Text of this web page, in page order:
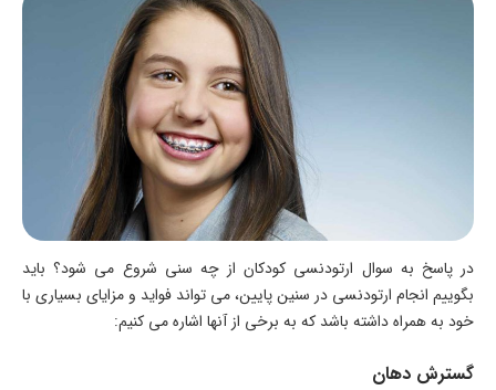
در پاسخ به سوال ارتودنسی کودکان از چه سنی شروع می شود؟ باید
بگوییم انجام ارتودنسی در سنین پایین، می تواند فواید و مزایای بسیاری با
خود به همراه داشته باشد که به برخی از آنها اشاره می کنیم:
گسترش دهان